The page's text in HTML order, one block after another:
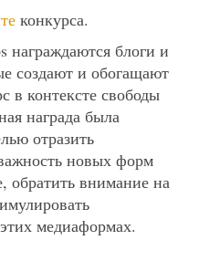
конкурса.
награждаются блоги и
создают и обогащают
в контексте свободы
награда была
отразить
новых форм
обратить внимание на
медиаформах.